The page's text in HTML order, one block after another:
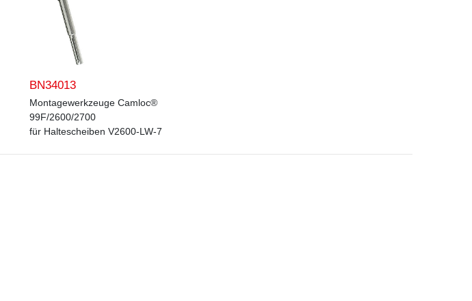
BN34013
Montagewerkzeuge Camloc®
99F/2600/2700
für Haltescheiben V2600-LW-7